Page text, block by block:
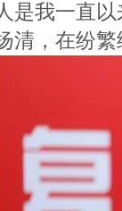
是我一直
清，在纷